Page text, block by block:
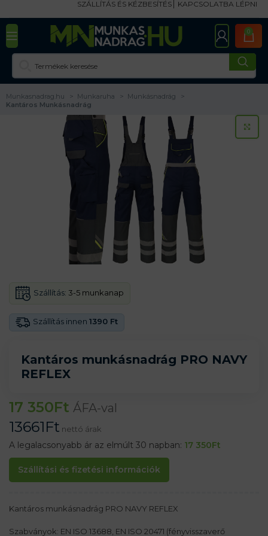
SZÁLLÍTÁS ÉS KÉZBESÍTÉS KAPCSOLATBA LÉPNI
0
Munkasnadrag.hu Munkaruha
Munkásnadrág
Kantáros Munkásnadrág
Kantáros munkásnadrág PRO NAVY
REFLEX
Szállítás innen 1390 Ft
Szállítás: 3-5 munkanap
17 350Ft ÁFA-val
13661Ft nettó árak
A legalacsonyabb ár az elmúlt 30 napban: 17 350Ft
Szállítási és fizetési információk
Kantáros munkásnadrág PRO NAVY REFLEX
Szabványok: EN ISO 13688, EN ISO 20471 (fényvisszaverő